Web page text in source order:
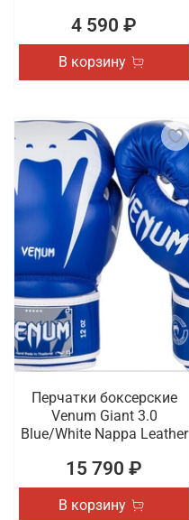
4 590 ₽
В корзину
Перчатки боксерские
Venum Giant 3.0
Blue/White Nappa Leather
15 790 ₽
В корзину